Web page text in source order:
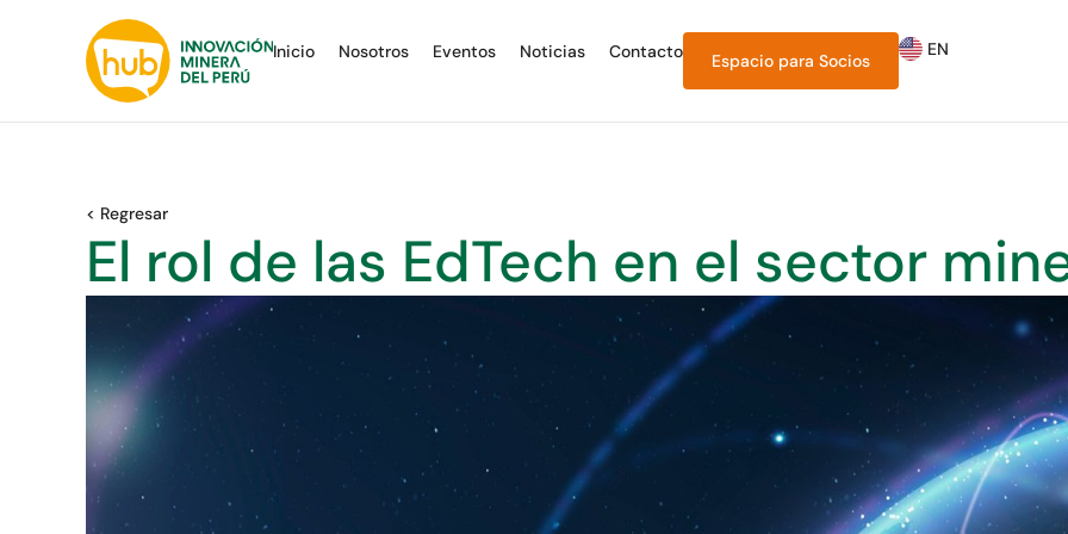
Inicio Nosotros Eventos Noticias Contacto Espacio para Socios
EN
< Regresar
El rol de las EdTech en el sector